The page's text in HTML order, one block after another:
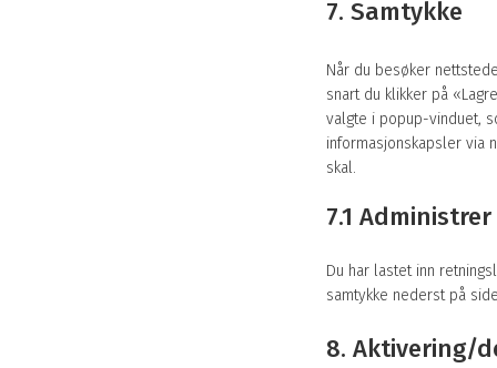
7. Samtykke
Når du besøker
snart du klikker på
valgte i popup-vinduet,
informasjonskapsler via
skal.
7.1
Du har lastet inn
samtykke nederst på
8. Aktivering/